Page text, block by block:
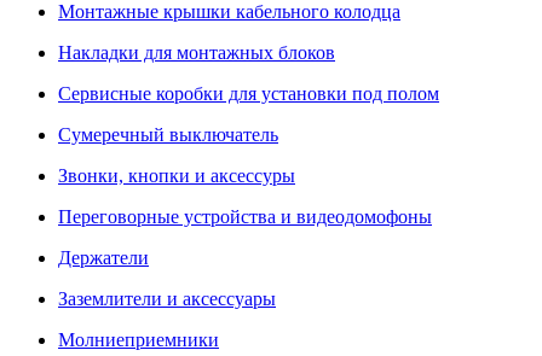
Монтажные крышки кабельного колодца
Накладки для монтажных блоков
Сервисные коробки для установки под полом
Сумеречный выключатель
Звонки, кнопки и аксессуры
Переговорные устройства и видеодомофоны
Держатели
Заземлители и аксессуары
Молниеприемники